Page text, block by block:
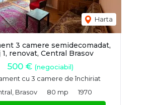
Harta
3 camere semidecomadat,
1, renovat, Central Brasov
500 € (negociabil)
cu 3 camere de închiriat
Brasov
80 mp 1970